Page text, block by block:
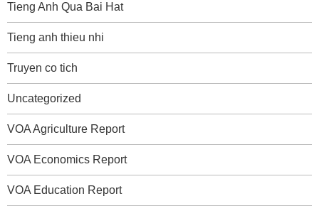
Tieng Anh Qua Bai Hat
Tieng anh thieu nhi
Truyen co tich
Uncategorized
VOA Agriculture Report
VOA Economics Report
VOA Education Report